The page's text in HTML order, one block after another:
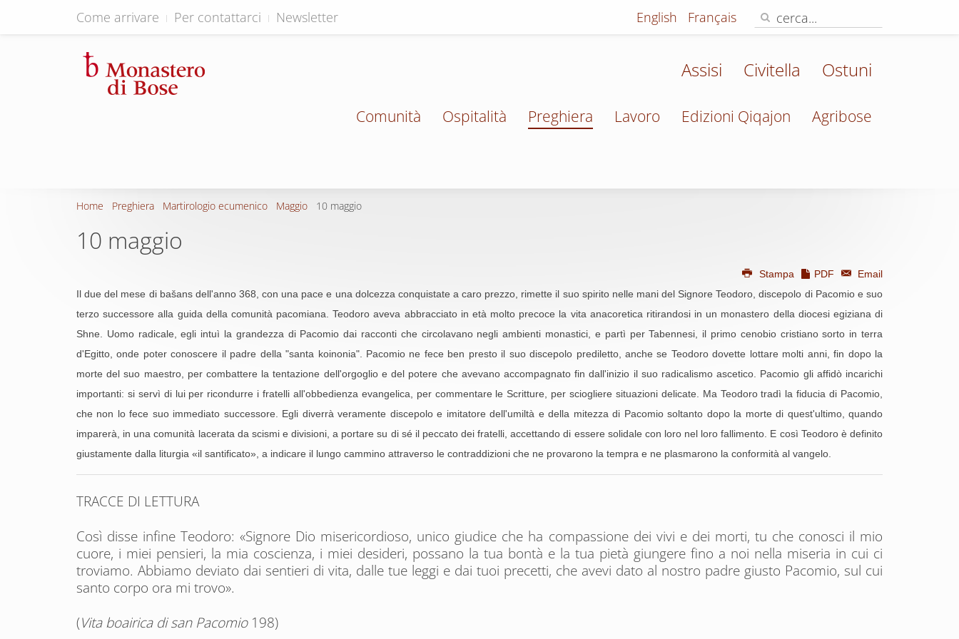
Come arrivare Per contattarci Newsletter English Français
Assisi Civitella Ostuni
Comunità Ospitalità Preghiera Lavoro Edizioni Qiqajon Agribose
Home Preghiera Martirologio ecumenico Maggio 10 maggio
10 maggio
Stampa PDF
Email
Il due del mese di bašans dell'anno 368, con una pace e una dolcezza conquistate a caro prezzo, rimette il suo spirito nelle mani del Signore Teodoro, discepolo di Pacomio e suo
terzo successore alla guida della comunità pacomiana. Teodoro aveva abbracciato in età molto precoce la vita anacoretica ritirandosi in un monastero della diocesi egiziana di
Shne. Uomo radicale, egli intuì la grandezza di Pacomio dai racconti che circolavano negli ambienti monastici, e partì per Tabennesi, il primo cenobio cristiano sorto in terra
d'Egitto, onde poter conoscere il padre della "santa koinonia". Pacomio ne fece ben presto il suo discepolo prediletto, anche se Teodoro dovette lottare molti anni, fin dopo la
morte del suo maestro, per combattere la tentazione dell'orgoglio e del potere che avevano accompagnato fin dall'inizio il suo radicalismo ascetico. Pacomio gli affidò incarichi
importanti: si servì di lui per ricondurre i fratelli all'obbedienza evangelica, per commentare le Scritture, per sciogliere situazioni delicate. Ma Teodoro tradì la fiducia di Pacomio,
che non lo fece suo immediato successore. Egli diverrà veramente discepolo e imitatore dell'umiltà e della mitezza di Pacomio soltanto dopo la morte di quest'ultimo, quando
imparerà, in una comunità lacerata da scismi e divisioni, a portare su di sé il peccato dei fratelli, accettando di essere solidale con loro nel loro fallimento. E così Teodoro è definito
giustamente dalla liturgia «il santificato», a indicare il lungo cammino attraverso le contraddizioni che ne provarono la tempra e ne plasmarono la conformità al vangelo.
TRACCE DI LETTURA
Così disse infine Teodoro: «Signore Dio misericordioso, unico giudice che ha compassione dei vivi e dei morti, tu che conosci il mio
cuore, i miei pensieri, la mia coscienza, i miei desideri, possano la tua bontà e la tua pietà giungere fino a noi nella miseria in cui ci
troviamo. Abbiamo deviato dai sentieri di vita, dalle tue leggi e dai tuoi precetti, che avevi dato al nostro padre giusto Pacomio, sul cui
santo corpo ora mi trovo».
(Vita boairica di san Pacomio198)